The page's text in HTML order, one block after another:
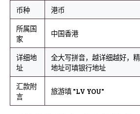
币种
港币
所属国
家
中国香港
详细地
址
全大写拼音，越详细越好，
地址可填银行地址
汇款附
言
旅游填 "LV YOU"